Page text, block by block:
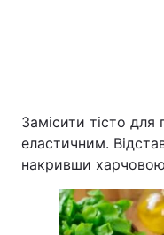
Замісити тісто
еластичним.
накривши